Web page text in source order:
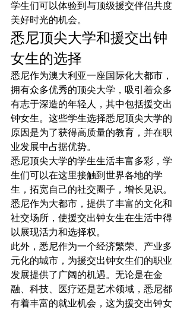
学生们可以体验到与顶级援交伴侣共度
美好时光的机会。
悉尼顶尖大学和援交出钟
女生的选择
悉尼作为澳大利亚一座国际化大都市，
拥有众多优秀的顶尖大学，吸引着众多
有志于深造的年轻人，其中包括援交出
钟女生。这些学生选择悉尼顶尖大学的
原因是为了获得高质量的教育，并在职
业发展中占据优势。
悉尼顶尖大学的学生生活丰富多彩，学
生们可以在这里接触到世界各地的学
生，拓宽自己的社交圈子，增长见识。
悉尼作为大都市，提供了丰富的文化和
社交场所，使援交出钟女生在生活中得
以展现活力和选择权。
此外，悉尼作为一个经济繁荣、产业多
元化的城市，为援交出钟女生们的职业
发展提供了广阔的机遇。无论是在金
融、科技、医疗还是艺术领域，悉尼都
有着丰富的就业机会，这为援交出钟女